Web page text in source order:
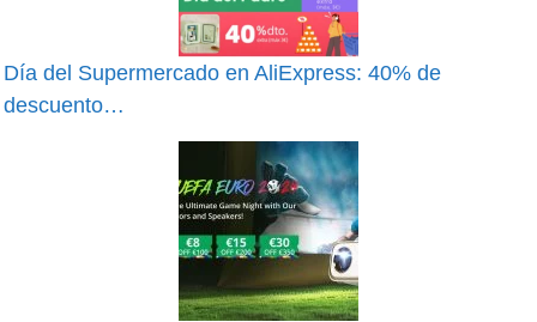
Día del Supermercado en AliExpress: 40% de
descuento…